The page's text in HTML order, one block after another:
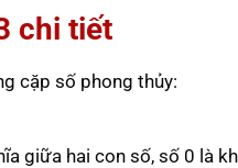
chi tiết
cặp số phong thủy:
giữa hai con số, số 0 là